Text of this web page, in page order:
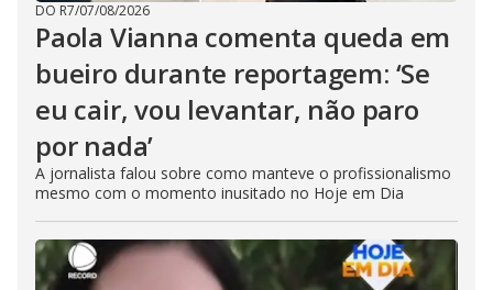
DO R7/07/08/2026
Paola Vianna comenta queda em
bueiro durante reportagem: ‘Se
eu cair, vou levantar, não paro
por nada’
A jornalista falou sobre como manteve o profissionalismo
mesmo com o momento inusitado no Hoje em Dia